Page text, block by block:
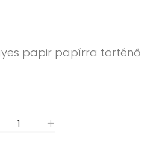
papir papírra történő